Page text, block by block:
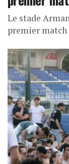
Le stade
premier match